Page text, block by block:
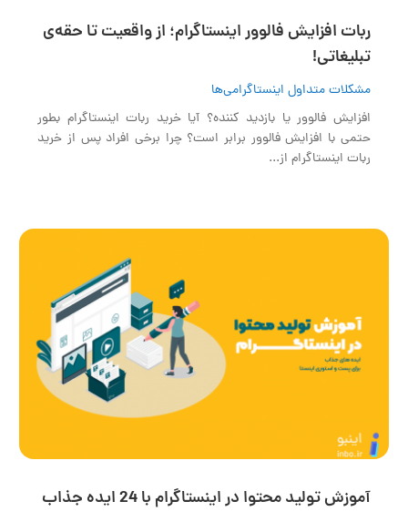
ربات افزایش فالوور اینستاگرام؛ از واقعیت تا حقه‌ی
تبلیغاتی!
مشکلات متداول اینستاگرامی‌ها
افزایش فالوور یا بازدید کننده؟ آیا خرید ربات اینستاگرام بطور
حتمی با افزایش فالوور برابر است؟ چرا برخی افراد پس از خرید
ربات اینستاگرام از...
آموزش تولید محتوا در اینستاگرام با 24 ایده جذاب